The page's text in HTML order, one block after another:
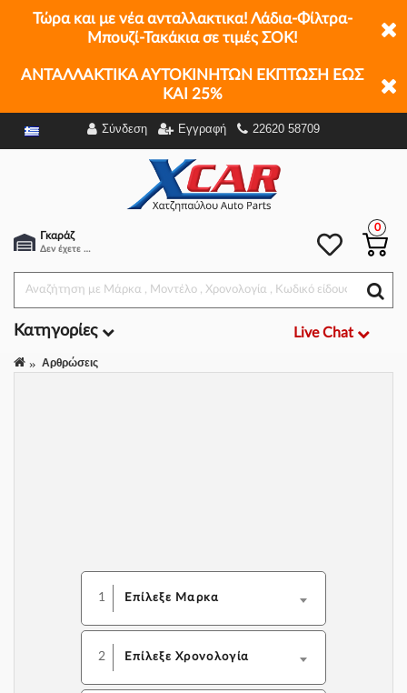
Τώρα και με νέα ανταλλακτικα! Λάδια-Φίλτρα-
Μπουζί-Τακάκια σε τιμές ΣΟΚ!
ΑΝΤΑΛΛΑΚΤΙΚΑ ΑΥΤΟΚΙΝΗΤΩΝ ΕΚΠΤΩΣΗ ΕΩΣ
ΚΑΙ 25%
Σύνδεση Εγγραφή 22620 58709
Γκαράζ
Δεν έχετε επιλέξει αμάξι.
0
Κατηγορίες Live Chat
Αρθρώσεις
1 Επίλεξε Μαρκα
2 Επίλεξε Χρονολογία
Φίλτρα